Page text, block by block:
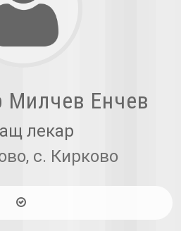
Енчев
лекар
с. Кирково